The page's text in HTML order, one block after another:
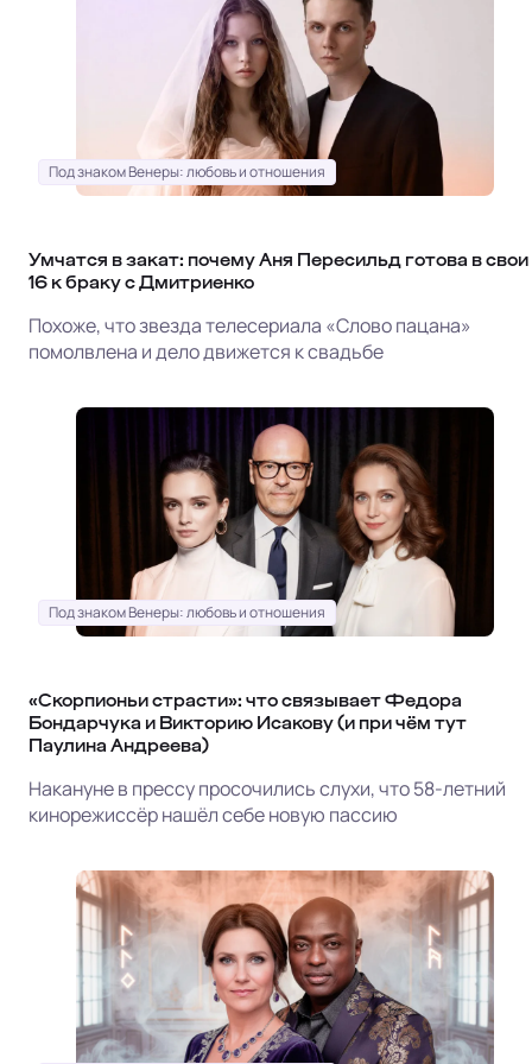
Под знаком Венеры: любовь и отношения
Умчатся в закат: почему Аня Пересильд готова в свои
16 к браку с Дмитриенко
Похоже, что звезда телесериала «Слово пацана»
помолвлена и дело движется к свадьбе
Под знаком Венеры: любовь и отношения
«Скорпионьи страсти»: что связывает Федора
Бондарчука и Викторию Исакову (и при чём тут
Паулина Андреева)
Накануне в прессу просочились слухи, что 58-летний
кинорежиссёр нашёл себе новую пассию